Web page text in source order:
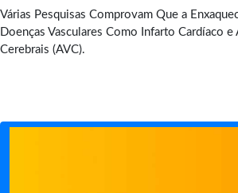
Várias Pesquisas Comprovam Que a
Doenças Vasculares Como Infarto Cardíaco e
Cerebrais (AVC).